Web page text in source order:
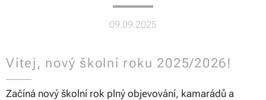
09.09.2025
Vítej, nový školní roku 2025/2026!
Začíná nový školní rok plný objevování, kamarádů a